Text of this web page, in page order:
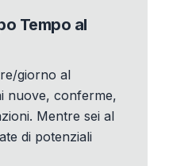
Tempo al
giorno al
nuove, conferme,
Mentre sei al
di potenziali